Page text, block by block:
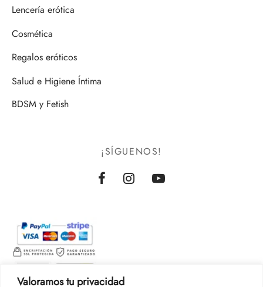
Valoramos tu privacidad
Lencería erótica
Cosmética
Regalos eróticos
Salud e Higiene Íntima
BDSM y Fetish
¡SÍGUENOS!